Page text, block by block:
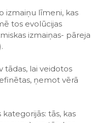
izmaiņu līmeni, kas
tos evolūcijas
izmaiņas- pāreja
tādas, lai veidotos
ņemot vērā
tās, kas